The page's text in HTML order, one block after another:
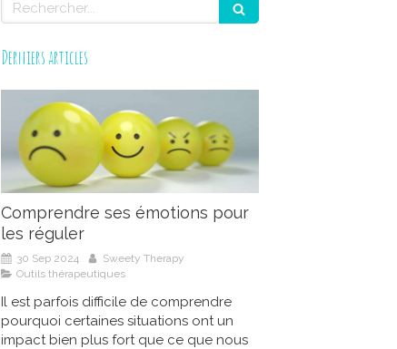
Derniers articles
Comprendre ses émotions pour
les réguler
30 Sep 2024
Sweety Therapy
Outils thérapeutiques
Il est parfois difficile de comprendre
pourquoi certaines situations ont un
impact bien plus fort que ce que nous